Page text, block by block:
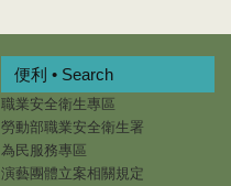
便利 • Search
職業安全衛生專區
勞動部職業安全衛生署
為民服務專區
演藝團體立案相關規定